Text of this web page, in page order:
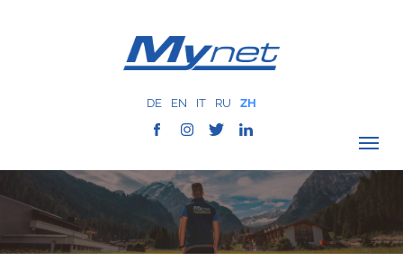
DE EN IT RU ZH
驗證覆蓋範圍
公司
网络服务